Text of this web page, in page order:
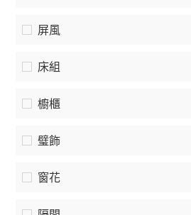
屏風
床組
櫥櫃
璧飾
窗花